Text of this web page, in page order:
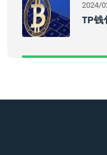
2024/
TP钱